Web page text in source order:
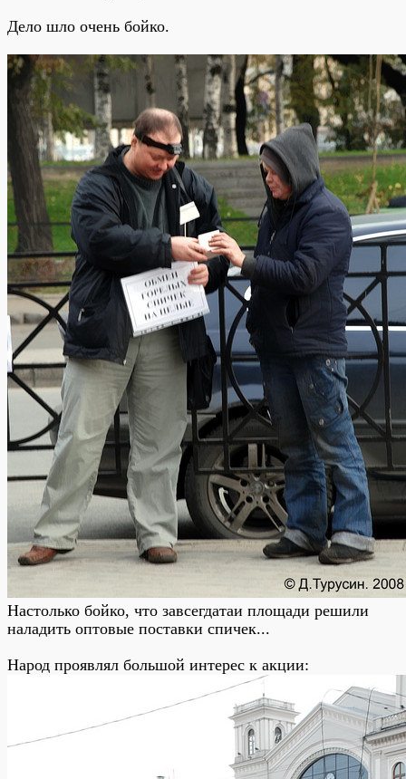
Дело шло очень бойко.
Настолько бойко, что завсегдатаи площади решили
наладить оптовые поставки спичек...
Народ проявлял большой интерес к акции: